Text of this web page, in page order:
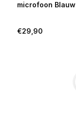
microfoon Blauw
€29,90